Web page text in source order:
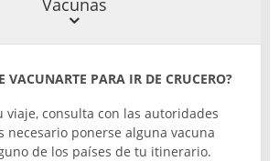
Vacunas
VACUNARTE PARAIR DE CRUCERO?
viaje, consulta con las autoridades
necesario ponerse alguna vacuna
de los países de tu itinerario.